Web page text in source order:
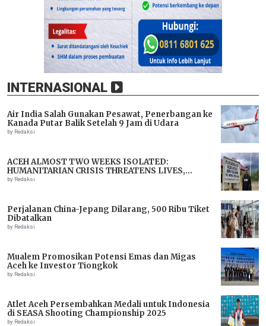
INTERNASIONAL
Air India Salah Gunakan Pesawat, Penerbangan ke
Kanada Putar Balik Setelah 9 Jam di Udara
by Redaksi
ACEH ALMOST TWO WEEKS ISOLATED:
HUMANITARIAN CRISIS THREATENS LIVES,
IMMEDIATE ASSISTANCE URGENTLY NEEDED
by Redaksi
Perjalanan China-Jepang Dilarang, 500 Ribu Tiket
Dibatalkan
by Redaksi
Mualem Promosikan Potensi Emas dan Migas
Aceh ke Investor Tiongkok
by Redaksi
Atlet Aceh Persembahkan Medali untuk Indonesia
di SEASA Shooting Championship 2025
by Redaksi